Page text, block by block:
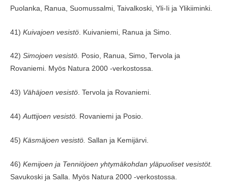
Puolanka, Ranua, Suomussalmi, Taivalkoski, Yli-Ii ja Ylikiiminki.
41) Kuivajoen vesistö . Kuivaniemi, Ranua ja Simo.
42) Simojoen vesistö. Posio, Ranua, Simo, Tervola ja
Rovaniemi. Myös Natura 2000 -verkostossa.
43) Vähäjoen vesistö. Tervola ja Rovaniemi.
44)Auttijoen vesistö. Rovaniemi ja Posio.
45) Käsmäjoen vesistö. Sallan ja Kemijärvi.
46) Kemijoen ja Tenniöjoen yhtymäkohdan yläpuoliset vesistöt.
Savukoski ja Salla. Myös Natura 2000 -verkostossa.